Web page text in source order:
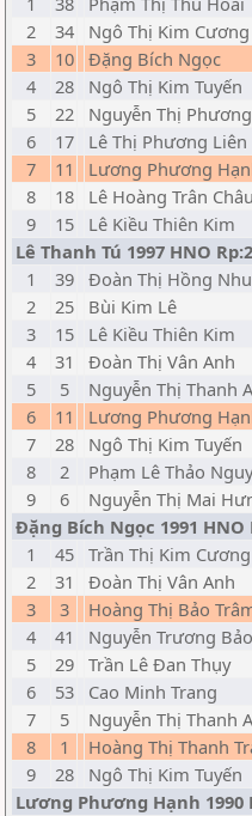
2
34 Ngô Thị Kim Cương
3
10 Đặng Bích Ngọc
4
28 Ngô Thị Kim Tuyến
5
22 Nguyễn Thị
6
17 Lê Thị Phương Liên
7
11 Lương Phương
8
18 Lê Hoàng Trân Châu
9
15 Lê Kiều Thiên Kim
Lê Thanh Tú 1997 HNO
1
39 Đoàn Thị Hồng
2
25 Bùi Kim Lê
3
15 Lê Kiều Thiên Kim
4
31 Đoàn Thị Vân Anh
5
5 Nguyễn Thị Thanh
6
11 Lương Phương
7
28 Ngô Thị Kim Tuyến
8
2 Phạm Lê Thảo
9
6 Nguyễn Thị Mai
Đặng Bích Ngọc 1991 HNO
1
45 Trần Thị Kim Cương
2
31 Đoàn Thị Vân Anh
3
3 Hoàng Thị Bảo
4
41 Nguyễn Trương
5
29 Trần Lê Đan Thụy
6
53 Cao Minh Trang
7
5 Nguyễn Thị Thanh
8
1 Hoàng Thị Thanh
9
28 Ngô Thị Kim Tuyến
Lương Phương Hạnh 1990